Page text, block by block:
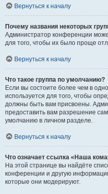
Вернуться к началу
Почему названия некоторых
Администратор конференции
для того, чтобы их было проще
Вернуться к началу
Что такое группа по умолчанию?
Если вы состоите более чем в
используется для того, чтобы
должны быть вам присвоены.
предоставить вам разрешение
умолчанию в личном разделе.
Вернуться к началу
Что означает ссылка «Наша
На этой странице вы найдёте
конференции и другую
которые они модерируют.